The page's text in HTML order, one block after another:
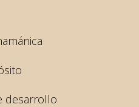
desarrollo